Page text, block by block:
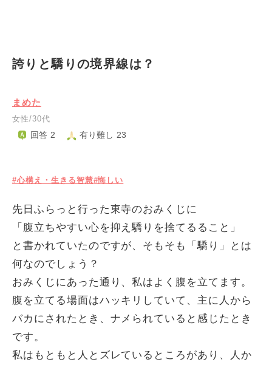
誇りと驕りの境界線は？
まめた
女性/30代
回答 2 有り難し 23
#心構え・生きる智慧#悔しい
先日ふらっと行った東寺のおみくじに
「腹立ちやすい心を抑え驕りを捨てるること」
と書かれていたのですが、そもそも「驕り」とは
何なのでしょう？
おみくじにあった通り、私はよく腹を立てます。
腹を立てる場面はハッキリしていて、主に人から
バカにされたとき、ナメられていると感じたとき
です。
私はもともと人とズレているところがあり、人か